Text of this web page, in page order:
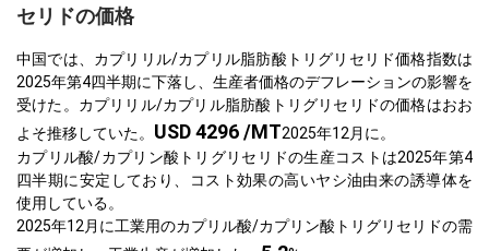
セリドの価格
中国では、カプリリル/カプリル脂肪酸トリグリセリド価格指数は
2025年第4四半期に下落し、生産者価格のデフレーションの影響を
受けた。カプリリル/カプリル脂肪酸トリグリセリドの価格はおお
よそ推移していた。 USD 4296 /MT2025年12月に。
カプリル酸/カプリン酸トリグリセリドの生産コストは2025年第4
四半期に安定しており、コスト効果の高いヤシ油由来の誘導体を
使用している。
2025年12月に工業用のカプリル酸/カプリン酸トリグリセリドの需